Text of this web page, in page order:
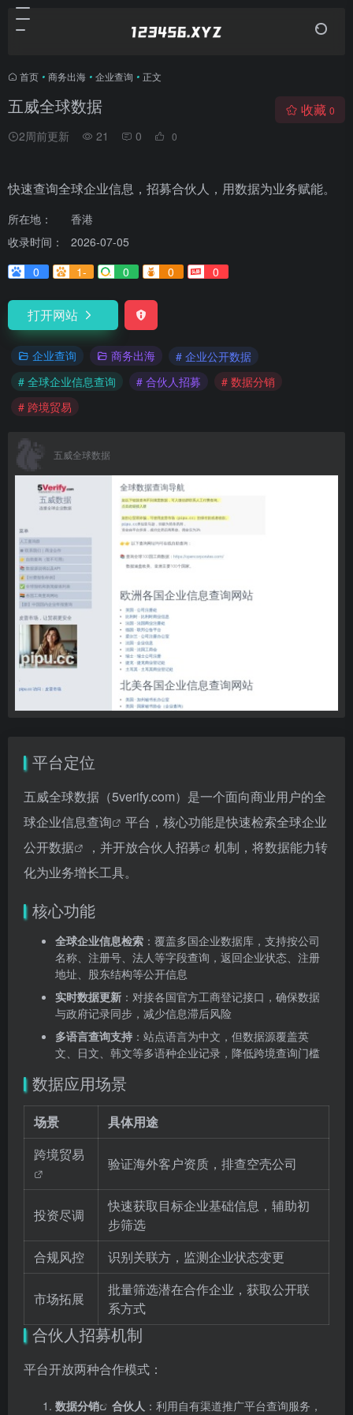
首页 • 商务出海 • 企业查询 • 正文
五威全球数据
2周前更新 21 0 0
收藏 0
快速查询全球企业信息，招募合伙人，用数据为业务赋能。
所在地：
香港
收录时间：
2026-07-05
0
1- 0 0 0
打开网站
企业查询 商务出海
# 企业公开数据
# 全球企业信息查询
# 合伙人招募
# 数据分销
# 跨境贸易
五威全球数据
平台定位
五威全球数据（5verify.com）是一个面向商业用户的全
球企业信息查询
平台，核心功能是快速检索全球企业
公开数据
，并开放合伙人招募
机制，将数据能力转
化为业务增长工具。
核心功能
全球企业信息检索 ：覆盖多国企业数据库，支持按公司
名称、注册号、法人等字段查询，返回企业状态、注册
地址、股东结构等公开信息
实时数据更新 ：对接各国官方工商登记接口，确保数据
与政府记录同步，减少信息滞后风险
多语言查询支持 ：站点语言为中文，但数据源覆盖英
文、日文、韩文等多语种企业记录，降低跨境查询门槛
数据应用场景
场景
具体用途
跨境贸易
验证海外客户资质，排查空壳公司
投资尽调
快速获取目标企业基础信息，辅助初
步筛选
合规风控
识别关联方，监测企业状态变更
市场拓展
批量筛选潜在合作企业，获取公开联
系方式
合伙人招募机制
平台开放两种合作模式：
数据分销 合伙人 ：利用自有渠道推广平台查询服务，